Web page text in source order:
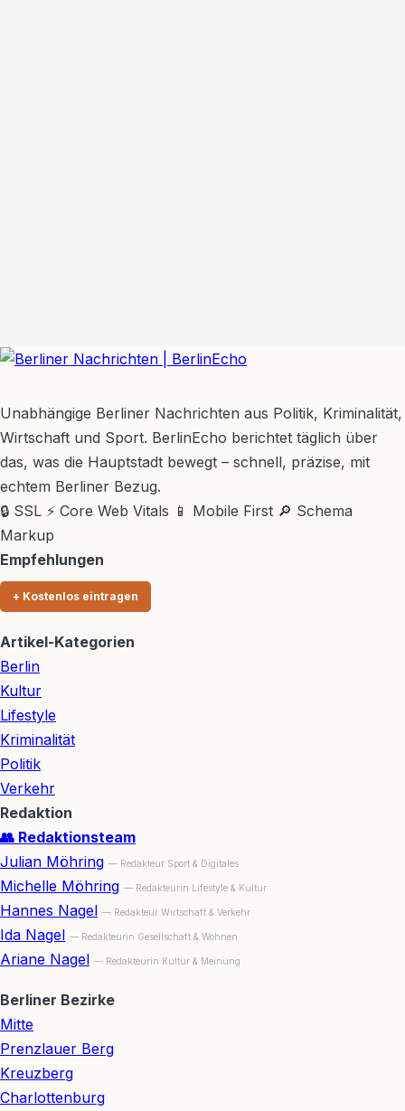
Unabhängige Berliner Nachrichten aus Politik, Kriminalität,
Wirtschaft und Sport. BerlinEcho berichtet täglich über
das, was die Hauptstadt bewegt – schnell, präzise, mit
echtem Berliner Bezug.
🔒 SSL ⚡ Core Web Vitals 📱 Mobile First 🔎 Schema
Markup
Empfehlungen
+ Kostenlos eintragen
Artikel-Kategorien
Berlin
Kultur
Lifestyle
Kriminalität
Politik
Verkehr
Redaktion
👥 Redaktionsteam
Julian Möhring — Redakteur Sport & Digitales
Michelle Möhring — Redakteurin Lifestyle & Kultur
Hannes Nagel — Redakteur Wirtschaft & Verkehr
Ida Nagel — Redakteurin Gesellschaft & Wohnen
Ariane Nagel — Redakteurin Kultur & Meinung
Berliner Bezirke
Mitte
Prenzlauer Berg
Kreuzberg
Charlottenburg